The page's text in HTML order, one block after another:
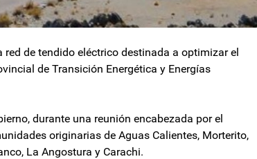
de tendido eléctrico destinada a optimizar el
de Transición Energética y Energías
durante una reunión encabezada por el
originarias de Aguas Calientes, Morterito,
La Angostura y Carachi.